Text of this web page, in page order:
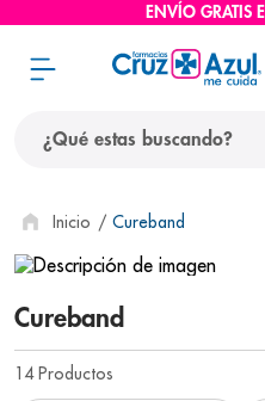
ENVÍO GRATIS
Cureband
Cureband
14Productos
términos más buscados
1. protector solar
2. pañales
3. eucerin
4. cerave